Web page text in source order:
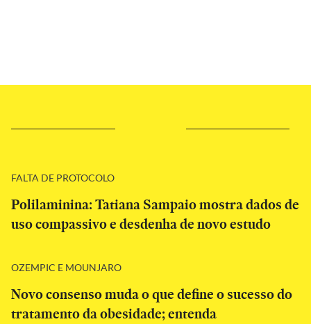
FALTA DE PROTOCOLO
Polilaminina: Tatiana Sampaio mostra dados de
uso compassivo e desdenha de novo estudo
OZEMPIC E MOUNJARO
Novo consenso muda o que define o sucesso do
tratamento da obesidade; entenda